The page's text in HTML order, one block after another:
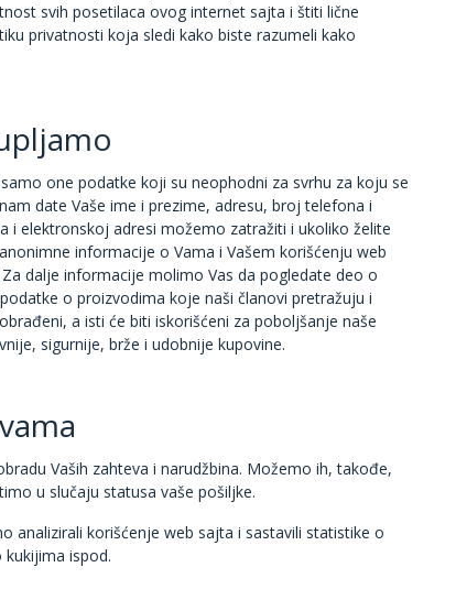
svih posetilaca ovog internet sajta i štiti lične
privatnosti koja sledi kako biste razumeli kako
one podatke koji su neophodni za svrhu za koju se
date Vaše ime i prezime, adresu, broj telefona i
i elektronskoj adresi možemo zatražiti i ukoliko želite
informacije o Vama i Vašem korišćenju web
dalje informacije molimo Vas da pogledate deo o
o proizvodima koje naši članovi pretražuju i
a isti će biti iskorišćeni za poboljšanje naše
sigurnije, brže i udobnije kupovine.
Vaših zahteva i narudžbina. Možemo ih, takođe,
u slučaju statusa vaše pošiljke.
analizirali korišćenje web sajta i sastavili statistike o
ispod.